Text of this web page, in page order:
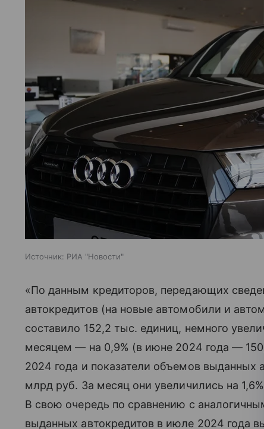
Источник: РИА "Новости"
«По данным кредиторов, передающих
автокредитов (на новые автомобили и
составило 152,2 тыс. единиц, немного
месяцем — на 0,9% (в июне 2024 года —
2024 года и показатели объемов выданных
млрд руб. За месяц они увеличились на
В свою очередь по сравнению с
выданных автокредитов в июле 2024 года